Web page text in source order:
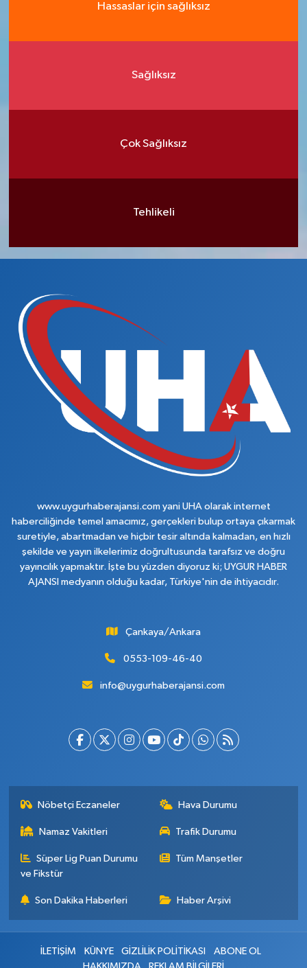
Hassaslar için sağlıksız
Sağlıksız
Çok Sağlıksız
Tehlikeli
www.uygurhaberajansi.com yani UHA olarak internet
haberciliğinde temel amacımız, gerçekleri bulup ortaya çıkarmak
suretiyle, abartmadan ve hiçbir tesir altında kalmadan, en hızlı
şekilde ve yayın ilkelerimiz doğrultusunda tarafsız ve doğru
yayıncılık yapmaktır. İşte bu yüzden diyoruz ki; UYGUR HABER
AJANSI medyanın olduğu kadar, Türkiye'nin de ihtiyacıdır.
Çankaya/Ankara
0553-109-46-40
info@uygurhaberajansi.com
Nöbetçi Eczaneler Hava Durumu
Namaz Vakitleri Trafik Durumu
Süper Lig Puan Durumu
ve Fikstür
Tüm Manşetler
Son Dakika Haberleri Haber Arşivi
İLETİŞİM KÜNYE GİZLİLİK POLİTİKASI
ABONE OL